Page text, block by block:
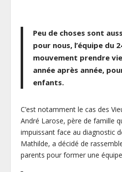
Peu de choses sont
pour nous, l’équipe du
mouvement prendre
année après année,
enfants.
C’est notamment le cas des
André Larose, père de famille
impuissant face au diagnostic
Mathilde, a décidé de
parents pour former une